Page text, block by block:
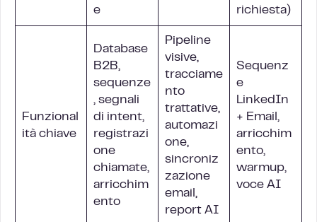
e
richiesta)
Funzional
ità chiave
Database
B2B,
sequenze
, segnali
di intent,
registrazi
one
chiamate,
arricchim
ento
Pipeline
visive,
tracciame
nto
trattative,
automazi
one,
sincroniz
zazione
email,
report AI
Sequenz
e
LinkedIn
+ Email,
arricchim
ento,
warmup,
voce AI